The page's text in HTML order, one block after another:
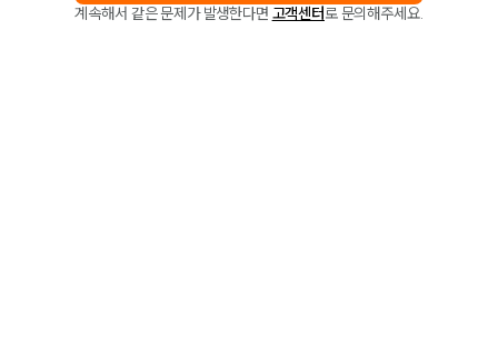
계속해서 같은 문제가 발생한다면 고객센터로 문의해주세요.